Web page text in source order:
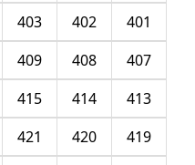
401
402
403
407
408
409
413
414
415
419
420
421